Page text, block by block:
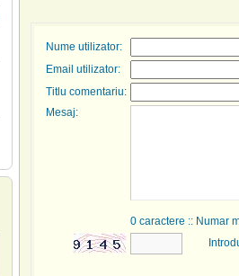
Nume utilizator:
Email utilizator:
Titlu comentariu:
Mesaj:
0 caractere :: Numar